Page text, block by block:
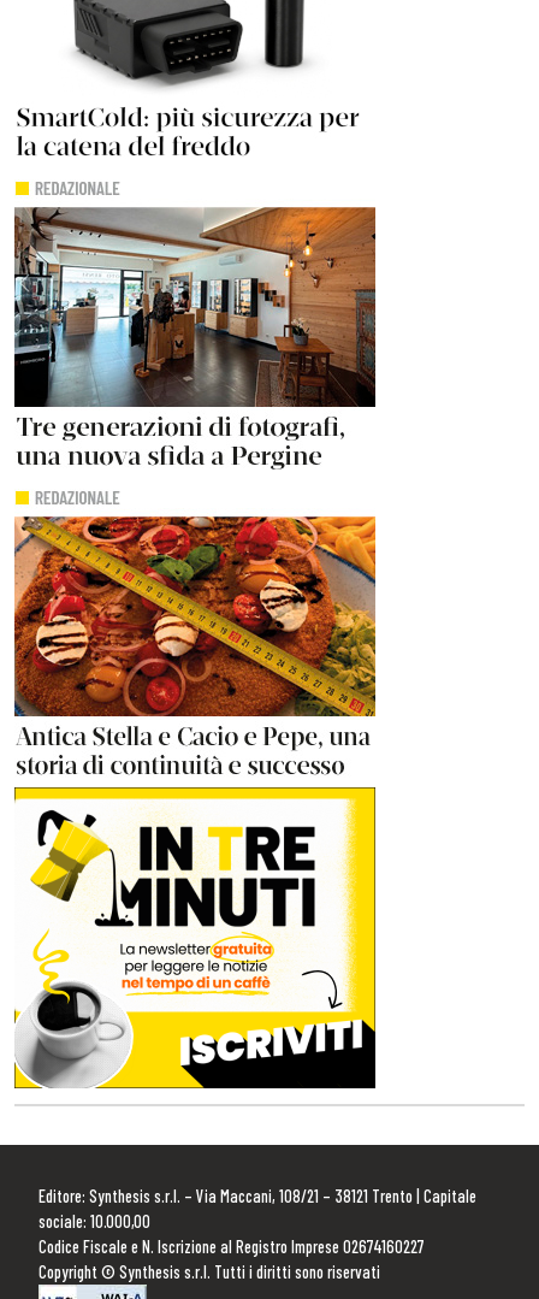
Editore: Synthesis s.r.l. – Via Maccani, 108/21 – 38121 Trento | Capitale
sociale: 10.000,00
Codice Fiscale e N. Iscrizione al Registro Imprese 02674160227
Copyright © Synthesis s.r.l. Tutti i diritti sono riservati